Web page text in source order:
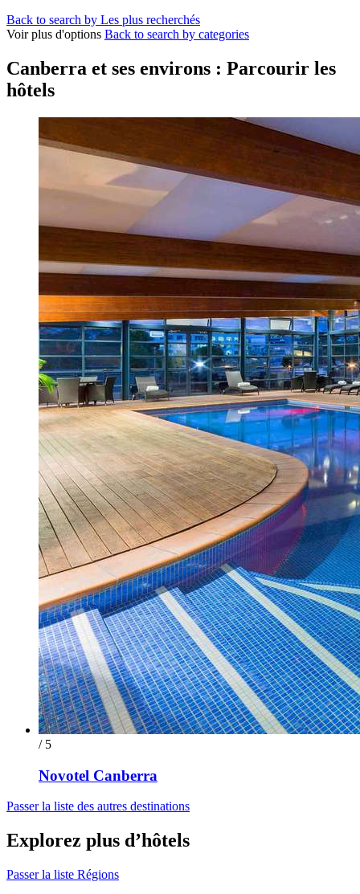
Back to search by Les plus recherchés
Voir plus d'options Back to search by categories
Canberra et ses environs : Parcourir les
hôtels
/ 5
Novotel Canberra
Passer la liste des autres destinations
Explorez plus d’hôtels
Passer la liste Régions